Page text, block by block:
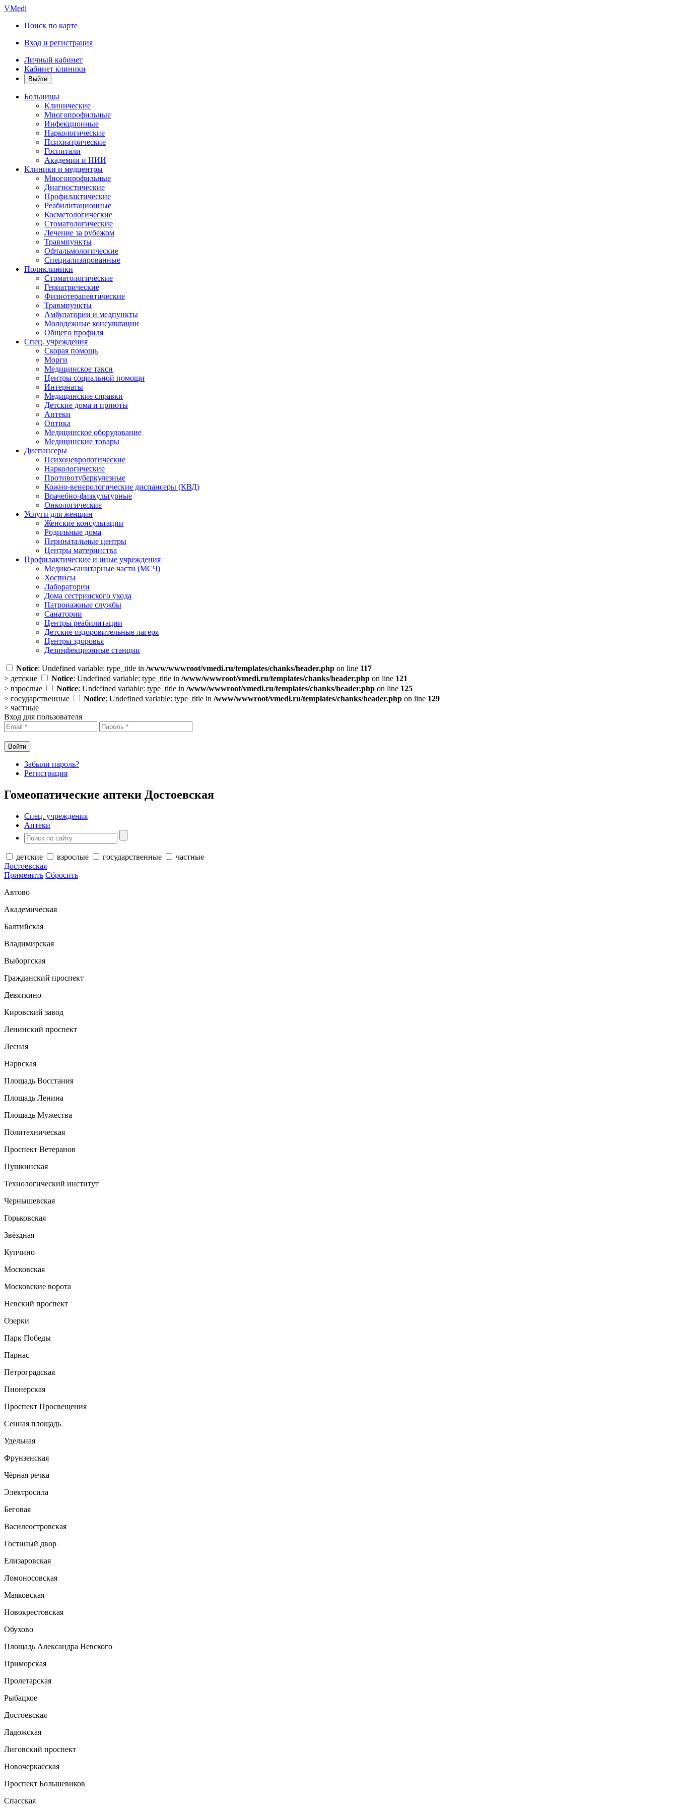
VMedi
Поиск по карте
Вход и регистрация
Личный кабинет
Кабинет клиники
Больницы
Клинические
Многопрофильные
Инфекционные
Наркологические
Психиатрические
Госпитали
Академии и НИИ
Клиники и медцентры
Многопрофильные
Диагностические
Профилактические
Реабилитационные
Косметологические
Стоматологические
Лечение за рубежом
Травмпункты
Офтальмологические
Специализированные
Поликлиники
Стоматологические
Гериатрические
Физиотерапевтические
Травмпункты
Амбулатории и медпункты
Молодежные консультации
Общего профиля
Спец. учреждения
Скорая помощь
Морги
Медицинское такси
Центры социальной помощи
Интернаты
Медицинские справки
Детские дома и приюты
Аптеки
Оптика
Медицинское оборудование
Медицинские товары
Диспансеры
Психоневрологические
Наркологические
Противотуберкулезные
Кожно-венерологические диспансеры (КВД)
Врачебно-физкультурные
Онкологические
Услуги для женщин
Женские консультации
Родильные дома
Перинатальные центры
Центры материнства
Профилактические и иные учреждения
Медико-санитарные части (МСЧ)
Хосписы
Лаборатории
Дома сестринского ухода
Патронажные службы
Санатории
Центры реабилитации
Детские оздоровительные лагеря
Центры здоровья
Дезинфекционные станции
Notice: Undefined variable: type_title in /www/wwwroot/vmedi.ru/templates/chanks/header.php on line 117
> детские Notice: Undefined variable: type_title in /www/wwwroot/vmedi.ru/templates/chanks/header.php on line 121
> взрослые Notice: Undefined variable: type_title in /www/wwwroot/vmedi.ru/templates/chanks/header.php on line 125
> государственные Notice: Undefined variable: type_title in /www/wwwroot/vmedi.ru/templates/chanks/header.php on line 129
> частные
Вход для пользователя
Забыли пароль?
Регистрация
Гомеопатические аптеки Достоевская
Спец. учреждения
Аптеки
детские взрослые государственные
частные
Достоевская
Применить Сбросить
Автово
Академическая
Балтийская
Владимирская
Выборгская
Гражданский проспект
Девяткино
Кировский завод
Ленинский проспект
Лесная
Нарвская
Площадь Восстания
Площадь Ленина
Площадь Мужества
Политехническая
Проспект Ветеранов
Пушкинская
Технологический институт
Чернышевская
Горьковская
Звёздная
Купчино
Московская
Московские ворота
Невский проспект
Озерки
Парк Победы
Парнас
Петроградская
Пионерская
Проспект Просвещения
Сенная площадь
Удельная
Фрунзенская
Чёрная речка
Электросила
Беговая
Василеостровская
Гостиный двор
Елизаровская
Ломоносовская
Маяковская
Новокрестовская
Обухово
Площадь Александра Невского
Приморская
Пролетарская
Рыбацкое
Достоевская
Ладожская
Лиговский проспект
Новочеркасская
Проспект Большевиков
Спасская